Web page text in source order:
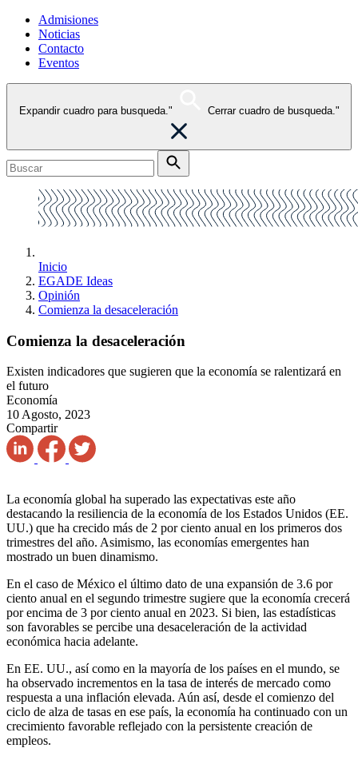
Admisiones
Noticias
Contacto
Eventos
Expandir cuadro para busqueda." Cerrar cuadro de busqueda."
Inicio
EGADE Ideas
Opinión
Comienza la desaceleración
Comienza la desaceleración
Existen indicadores que sugieren que la economía se ralentizará en
el futuro
Economía
10 Agosto, 2023
Compartir
La economía global ha superado las expectativas este año
destacando la resiliencia de la economía de los Estados Unidos (EE.
UU.) que ha crecido más de 2 por ciento anual en los primeros dos
trimestres del año. Asimismo, las economías emergentes han
mostrado un buen dinamismo.
En el caso de México el último dato de una expansión de 3.6 por
ciento anual en el segundo trimestre sugiere que la economía crecerá
por encima de 3 por ciento anual en 2023. Si bien, las estadísticas
son favorables se percibe una desaceleración de la actividad
económica hacia adelante.
En EE. UU., así como en la mayoría de los países en el mundo, se
ha observado incrementos en la tasa de interés de mercado como
respuesta a una inflación elevada. Aún así, desde el comienzo del
ciclo de alza de tasas en ese país, la economía ha continuado con un
crecimiento favorable reflejado con la persistente creación de
empleos.